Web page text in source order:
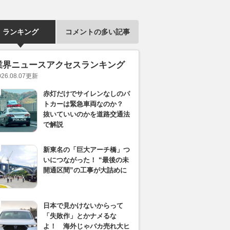
ランキング コメントの多い記事
界ニュースアクセスランキング
更新
赤灯だけでサイレンなしのパ
トカーは緊急車両なのか？
抜いていいのかを道路交通法
で解説
新東名の「巨大アーチ橋」つ
いにつながった！ “最後の未
開通区間”の工事が大詰めに
日本で見かけないからって
「失敗作」とかナメるな
よ！ 海外じゃバカ売れ大ヒ